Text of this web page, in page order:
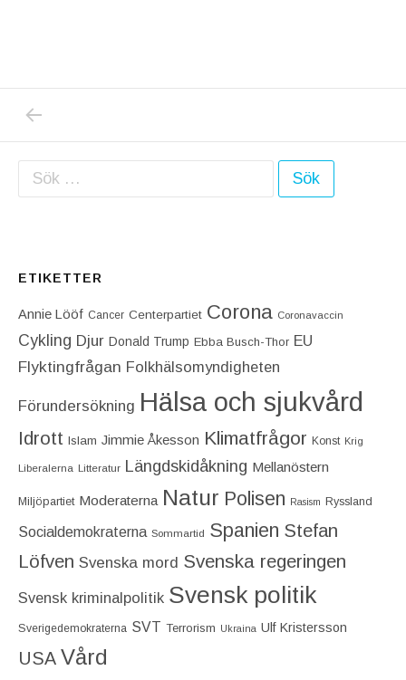
Inläggsnavigering
Sök efter:
ETIKETTER
Annie Lööf Cancer Centerpartiet‎ Corona Coronavaccin
Cykling Djur Donald Trump Ebba Busch-Thor EU
Flyktingfrågan Folkhälsomyndigheten
Förundersökning Hälsa och sjukvård
Idrott Islam Jimmie Åkesson Klimatfrågor Konst Krig
Liberalerna Litteratur Längdskidåkning Mellanöstern
Miljöpartiet Moderaterna Natur Polisen Rasism Ryssland
Socialdemokraterna Sommartid Spanien Stefan
Löfven Svenska mord Svenska regeringen
Svensk kriminalpolitik Svensk politik
Sverigedemokraterna SVT Terrorism Ukraina Ulf Kristersson
USA Vård